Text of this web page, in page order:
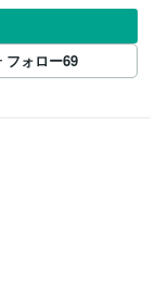
フォロー69